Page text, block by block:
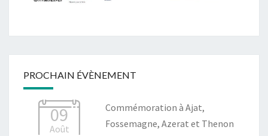
PROCHAIN ÉVÈNEMENT
09
Août
Commémoration à Ajat,
Fossemagne, Azerat et Thenon